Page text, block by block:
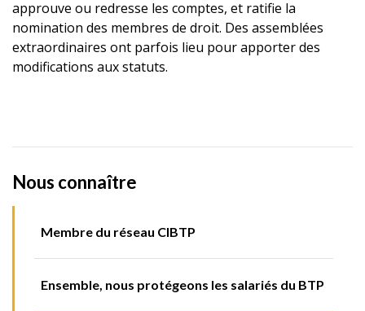
approuve ou redresse les comptes, et ratifie la
nomination des membres de droit. Des assemblées
extraordinaires ont parfois lieu pour apporter des
modifications aux statuts.
Nous connaître
Membre du réseau CIBTP
Ensemble, nous protégeons les salariés du BTP